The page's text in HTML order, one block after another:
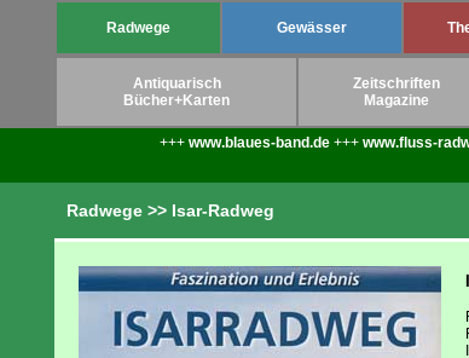
Radwege Gewässer
Antiquarisch
Bücher+Karten
Zeitschriften
Magazine
+++ www.blaues-band.de+++ www.fluss-
Radwege >> Isar-Radweg